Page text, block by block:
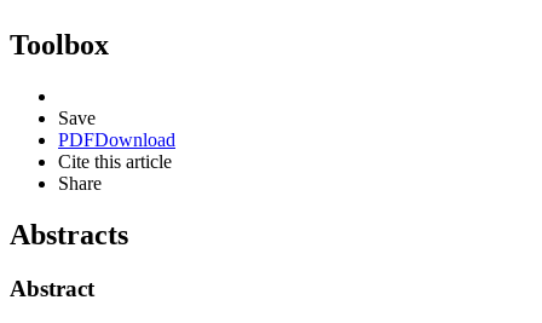
Toolbox
Save
PDFDownload
Cite this article
Share
Abstracts
Abstract